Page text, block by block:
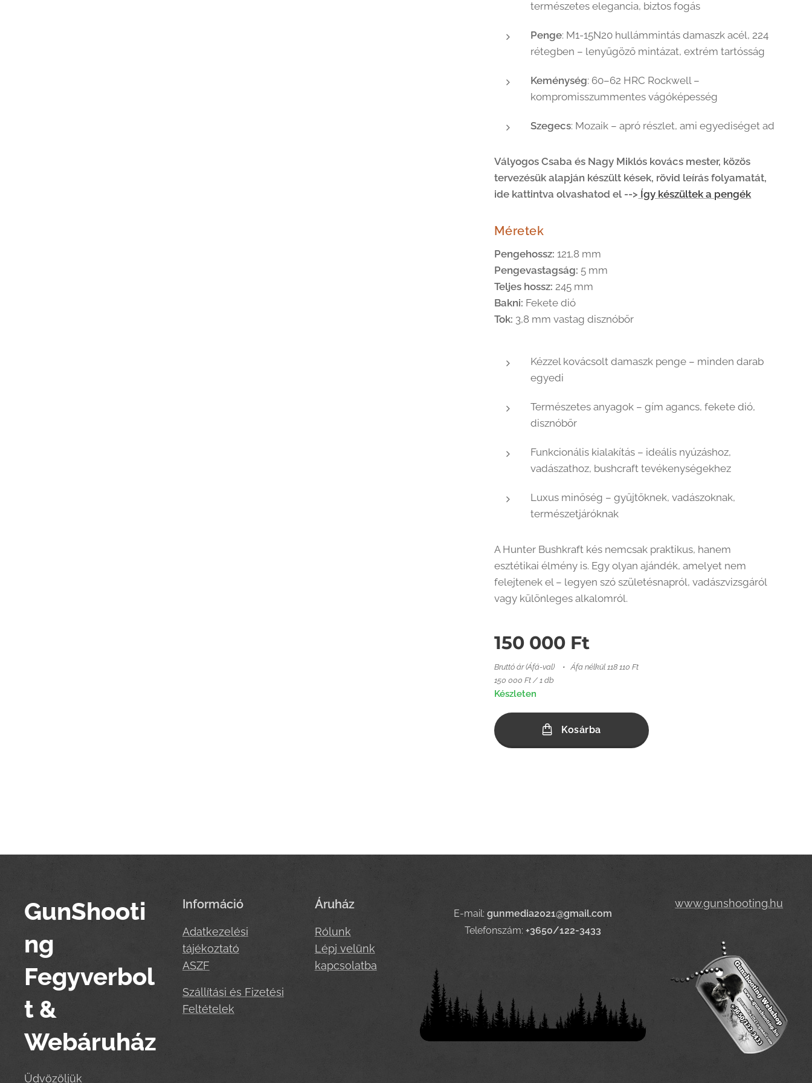
természetes elegancia, biztos fogás
Penge: M1-15N20 hullámmintás damaszk acél, 224
rétegben – lenyűgöző mintázat, extrém tartósság
Keménység: 60–62 HRC Rockwell –
kompromisszummentes vágóképesség
Szegecs: Mozaik – apró részlet, ami egyediséget ad
Vályogos Csaba és Nagy Miklós kovács mester, közös
tervezésük alapján készült kések, rövid leírás folyamatát,
ide kattintva olvashatod el --> Így készültek a pengék
Méretek
Pengehossz: 121,8 mm
Pengevastagság: 5 mm
Teljes hossz:245 mm
Bakni: Fekete dió
Tok: 3,8 mm vastag disznóbőr
Kézzel kovácsolt damaszk penge – minden darab
egyedi
Természetes anyagok – gím agancs, fekete dió,
disznóbőr
Funkcionális kialakítás – ideális nyúzáshoz,
vadászathoz, bushcraft tevékenységekhez
Luxus minőség – gyűjtőknek, vadászoknak,
természetjáróknak
A Hunter Bushkraft kés nemcsak praktikus, hanem
esztétikai élmény is. Egy olyan ajándék, amelyet nem
felejtenek el – legyen szó születésnapról, vadászvizsgáról
vagy különleges alkalomról.
150 000 Ft
Bruttó ár (Áfá-val)
Áfa nélkül 118 110 Ft
150 000 Ft / 1 db
Készleten
Kosárba
GunShooti
ng
Fegyverbol
t &
Webáruház
Üdvözöljük
Információ
Adatkezelési
tájékoztató
ASZF
Szállítási és Fizetési
Feltételek
Áruház
Rólunk
Lépj velünk
kapcsolatba
E-mail:gunmedia2021@gmail.com
Telefonszám:+3650/122-3433
www.gunshooting.hu